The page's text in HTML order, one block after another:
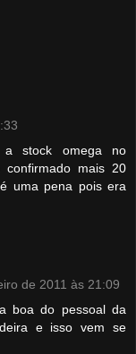
stock omega no
mais 20
uma pena pois era
de 2011 às 21:09
boa do pessoal da
e isso vem se